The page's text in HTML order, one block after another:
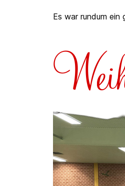
Es war rundum ein